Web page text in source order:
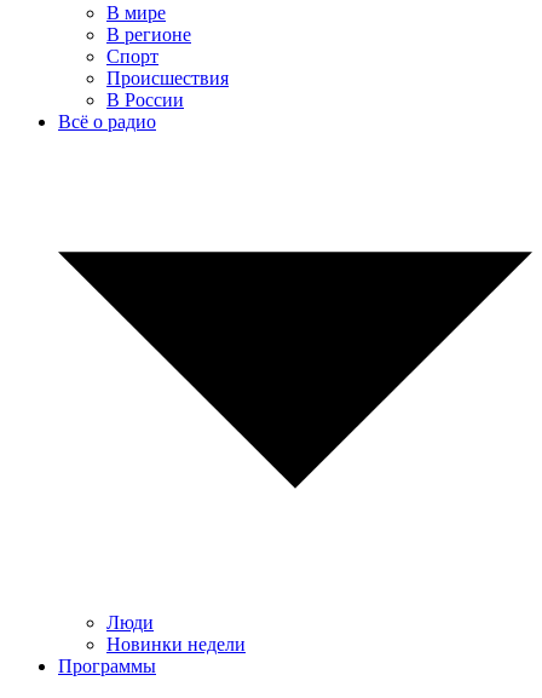
В мире
В регионе
Спорт
Происшествия
В России
Всё о радио
Люди
Новинки недели
Программы